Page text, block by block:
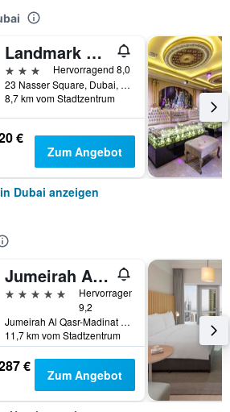
Landmark Plaza Hotel
3 Sterne
Hervorragend 8,0
23 Nasser Square, Dubai, Vereinigte Arabische Emirate
8,7 km vom Stadtzentrum
€
Zum Angebot
Dubai anzeigen
Jumeirah Al Qasr Dubai
5 Sterne
Hervorragend
9,2
Jumeirah Al Qasr-Madinat Jumeirah, PO Box 75157, Dubai, Vereinigte Arabische Emirate
11,7 km vom Stadtzentrum
€ Zum Angebot